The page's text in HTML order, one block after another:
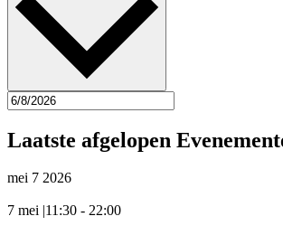
Laatste afgelopen
mei 7 2026
7 mei |11:30 - 22:00